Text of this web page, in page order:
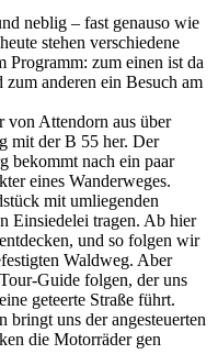
neblig – fast genauso wie
stehen verschiedene
Programm: zum einen ist da
anderen ein Besuch am
von Attendorn aus über
mit der B 55 her. Der
bekommt nach ein paar
eines Wanderweges.
mit umliegenden
Einsiedelei tragen. Ab hier
und so folgen wir
Waldweg. Aber
Guide folgen, der uns
geteerte Straße führt.
uns der angesteuerten
die Motorräder gen